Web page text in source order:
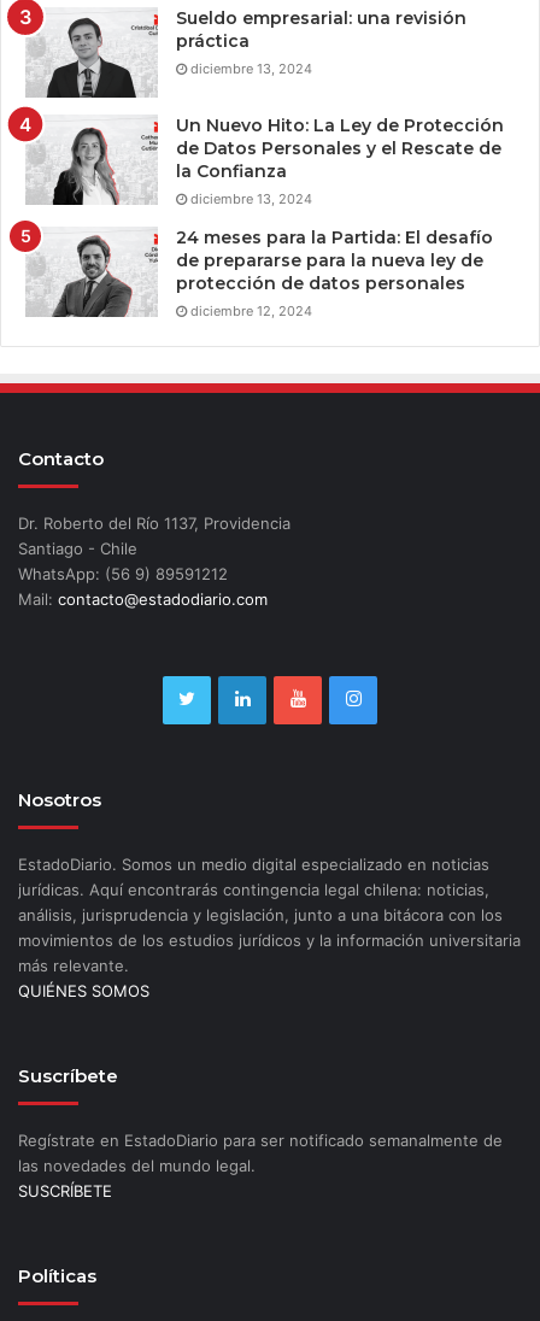
Sueldo empresarial: una revisión
práctica
diciembre 13, 2024
Un Nuevo Hito: La Ley de Protección
de Datos Personales y el Rescate de
la Confianza
diciembre 13, 2024
24 meses para la Partida: El desafío
de prepararse para la nueva ley de
protección de datos personales
diciembre 12, 2024
Contacto
Dr. Roberto del Río 1137, Providencia
Santiago - Chile
WhatsApp: (56 9) 89591212
Mail: contacto@estadodiario.com
Nosotros
EstadoDiario. Somos un medio digital especializado en noticias
jurídicas. Aquí encontrarás contingencia legal chilena: noticias,
análisis, jurisprudencia y legislación, junto a una bitácora con los
movimientos de los estudios jurídicos y la información universitaria
más relevante.
QUIÉNES SOMOS
Suscríbete
Regístrate en EstadoDiario para ser notificado semanalmente de
las novedades del mundo legal.
SUSCRÍBETE
Políticas